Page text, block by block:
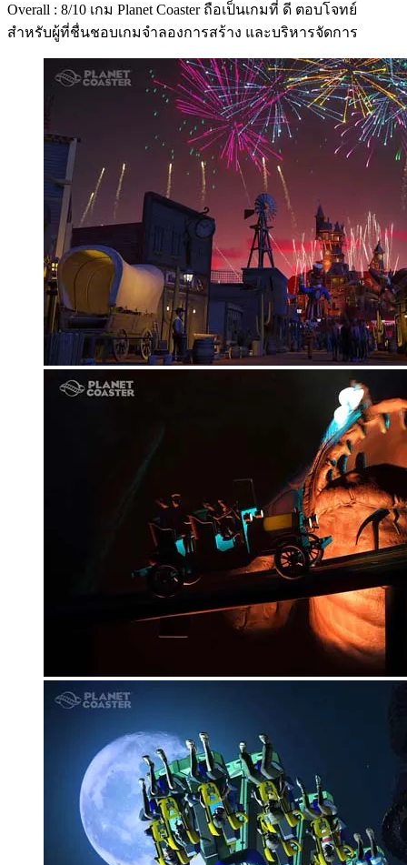
Overall : 8/10 เกม Planet Coaster ถือเป็นเกมที่ ดี ตอบโจทย์
สำหรับผู้ที่ชื่นชอบเกมจำลองการสร้าง และบริหารจัดการ